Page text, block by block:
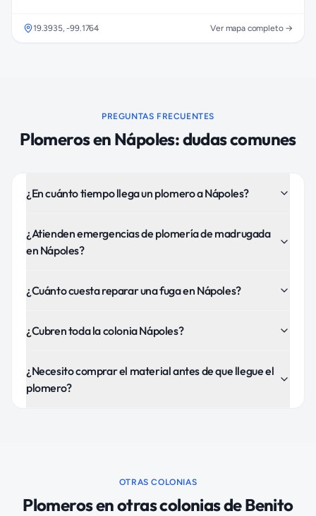
19.3935,-99.1764 Ver mapa completo →
PREGUNTAS FRECUENTES
Plomerosen Nápoles: dudas comunes
¿En cuánto tiempo llega un plomero a Nápoles?
¿Atienden emergencias de plomería de madrugada
en Nápoles?
¿Cuánto cuesta reparar una fuga en Nápoles?
¿Cubren toda la colonia Nápoles?
¿Necesito comprar el material antes de que llegue el
plomero?
OTRAS COLONIAS
Plomerosen otras colonias deBenito